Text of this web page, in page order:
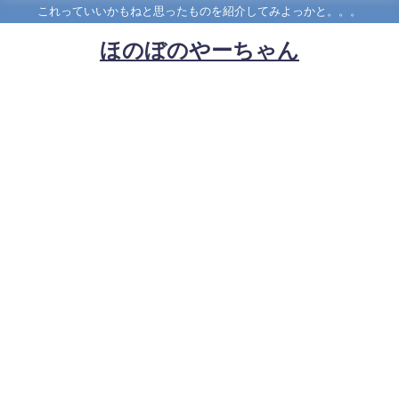
これっていいかもねと思ったものを紹介してみよっかと。。。
ほのぼのやーちゃん